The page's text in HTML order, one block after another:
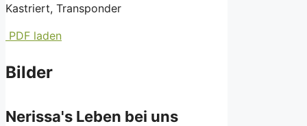
Kastriert, Transponder
PDF laden
Bilder
Nerissa's Leben bei uns